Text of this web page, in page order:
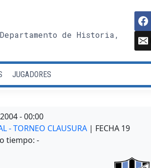
de Historia,
JUGADORES
-00:00
- TORNEO CLAUSURA | FECHA 19
tiempo: -